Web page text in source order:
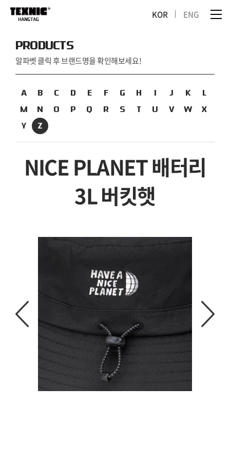
KOR ENG
PRODUCTS
알파벳 클릭 후 브랜드명을 확인해보세요!
A B C D E F G H I J K
L
M
N O P Q R S T U V W
X
Y
Z
NICE PLANET 배터리
3L 버킷햇